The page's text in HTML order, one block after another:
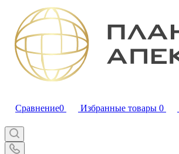
Сравнение0 Избранные товары 0